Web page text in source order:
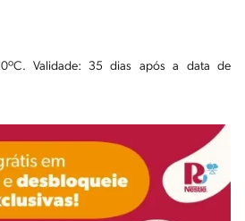
Validade: 35 dias após a data de